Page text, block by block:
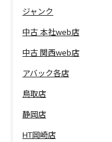
ジャンク
中古 本社web店
中古 関西web店
アバック各店
鳥取店
静岡店
HT岡崎店